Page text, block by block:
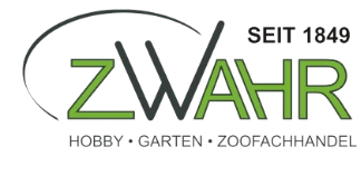
Hauptinhalt springen
Zur Suche springen
Zur Hauptnavigation springen